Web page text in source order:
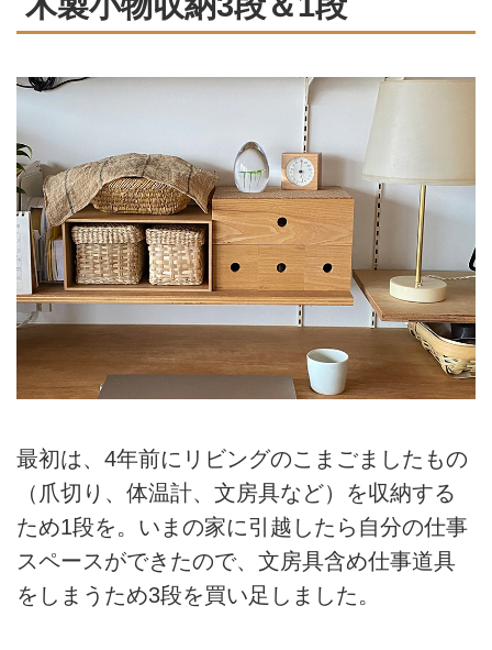
最初は、4年前にリビングのこまごましたもの
（爪切り、体温計、文房具など）を収納する
ため1段を。いまの家に引越したら自分の仕事
スペースができたので、文房具含め仕事道具
をしまうため3段を買い足しました。